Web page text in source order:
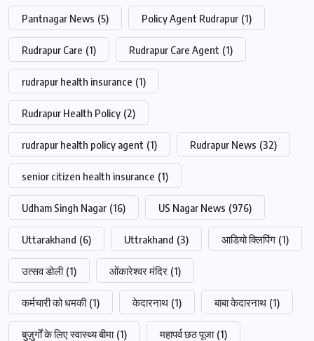
Pantnagar News (5) Policy Agent Rudrapur (1)
Rudrapur Care (1) Rudrapur Care Agent (1)
rudrapur health insurance (1)
Rudrapur Health Policy (2)
rudrapur health policy agent (1) Rudrapur News (32)
senior citizen health insurance (1)
Udham Singh Nagar (16) US Nagar News (976)
Uttarakhand (6) Uttrakhand (3) आडियो क्लिपिंग (1)
उत्सव डोली (1) ओंकारेश्वर मंदिर (1)
कर्मचारी को धमकी (1) केदारनाथ (1) बाबा केदारनाथ (1)
बुज़ुर्गों के लिए स्वास्थ्य बीमा (1) महापर्व छठ पूजा (1)